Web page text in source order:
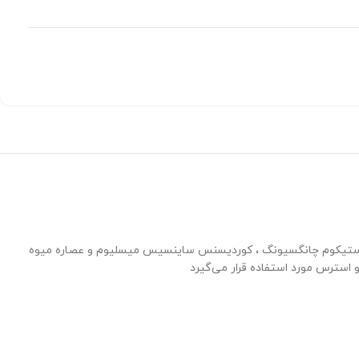
چانگسیونگ ، کوردیسنس ساینسیس میسلیوم و عصاره میوه
مورد استفاده قرار می‌گیرد